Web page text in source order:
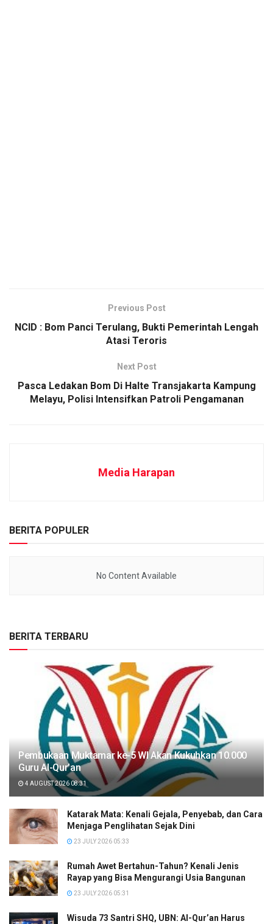
Previous Post
NCID : Bom Panci Terulang, Bukti Pemerintah Lengah
Atasi Teroris
Next Post
Pasca Ledakan Bom Di Halte Transjakarta Kampung
Melayu, Polisi Intensifkan Patroli Pengamanan
Media Harapan
BERITA POPULER
No Content Available
BERITA TERBARU
Pembukaan Muktamar ke-5 WI Akan Kukuhkan 10.000
Guru Al-Qur’an
4 AUGUST 2026 08:31
Katarak Mata: Kenali Gejala, Penyebab, dan Cara
Menjaga Penglihatan Sejak Dini
23 JULY 2026 05:33
Rumah Awet Bertahun-Tahun? Kenali Jenis
Rayap yang Bisa Mengurangi Usia Bangunan
23 JULY 2026 05:31
Wisuda 73 Santri SHQ, UBN: Al-Qur’an Harus